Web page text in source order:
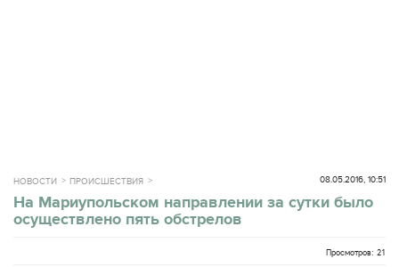
НОВОСТИ ПРОИСШЕСТВИЯ 08.05.2016, 10:51
На Мариупольском направлении за сутки было
осуществлено пять обстрелов
Просмотров: 21